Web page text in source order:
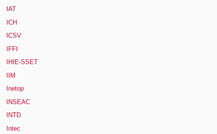
IAT
ICH
ICSV
IFFI
IHIE-SSET
IIM
Inetop
INSEAC
INTD
Intec